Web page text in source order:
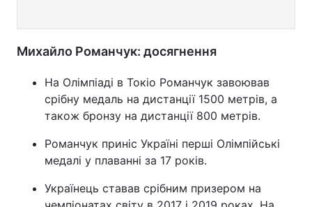
Михайло Романчук: досягнення
На Олімпіаді в Токіо Романчук завоював
срібну медаль на дистанції 1500 метрів, а
також бронзу на дистанції 800 метрів.
Романчук приніс Україні перші Олімпійські
медалі у плаванні за 17 років.
Українець ставав срібним призером на